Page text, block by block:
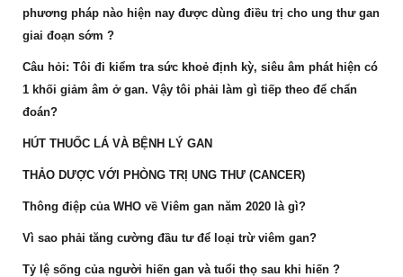
phương pháp nào hiện nay được dùng điều trị cho ung thư gan
giai đoạn sớm ?
Câu hỏi: Tôi đi kiểm tra sức khoẻ định kỳ, siêu âm phát hiện có
1 khối giảm âm ở gan. Vậy tôi phải làm gì tiếp theo để chẩn
đoán?
HÚT THUỐC LÁ VÀ BỆNH LÝ GAN
THẢO DƯỢC VỚI PHÒNG TRỊ UNG THƯ (CANCER)
Thông điệp của WHO về Viêm gan năm 2020 là gì?
Vì sao phải tăng cường đầu tư để loại trừ viêm gan?
Tỷ lệ sống của người hiến gan và tuổi thọ sau khi hiến ?